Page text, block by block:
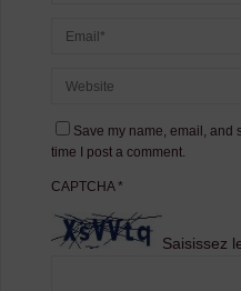
Save my name, email, and
time I post a comment.
CAPTCHA*
Saisissez